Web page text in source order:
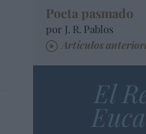
Poeta pasmado
por J. R. Pablos
Artículos
El